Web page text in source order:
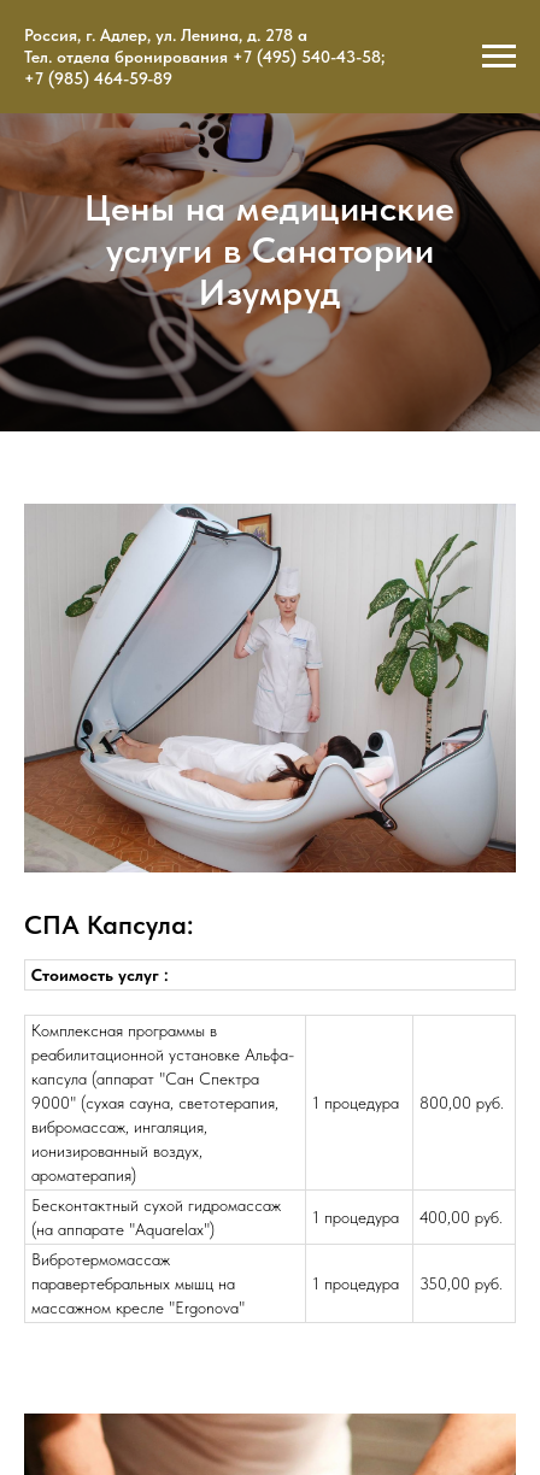
Россия, г. Адлер, ул. Ленина, д. 278 a
Тел. отдела бронирования +7 (495) 540-43-58;
+7 (985) 464-59-89
Цены на медицинские
услуги в Санатории
Изумруд
СПА Капсула:
Стоимость услуг :
Комплексная программы в
реабилитационной установке Альфа-
капсула (аппарат "Сан Спектра
9000" (cухая сауна, светотерапия,
вибромассаж, ингаляция,
ионизированный воздух,
ароматерапия)
1 процедура 800,00 руб.
Бесконтактный сухой гидромассаж
(на аппарате "Aquarelax")
1 процедура 400,00 руб.
Вибротермомассаж
паравертебральных мышц на
массажном кресле "Ergonova"
1 процедура 350,00 руб.